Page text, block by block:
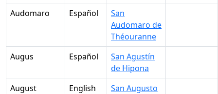
Audomaro
Español
San
Audomaro de
Théouranne
Augus
Español
San Agustín
de Hipona
August
English
San Augusto